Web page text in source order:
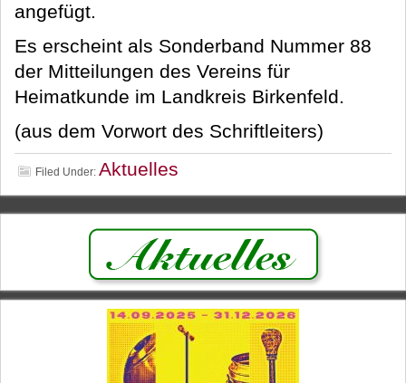
angefügt.
Es erscheint als Sonderband Nummer 88
der Mitteilungen des Vereins für
Heimatkunde im Landkreis Birkenfeld.
(aus dem Vorwort des Schriftleiters)
Filed Under: Aktuelles